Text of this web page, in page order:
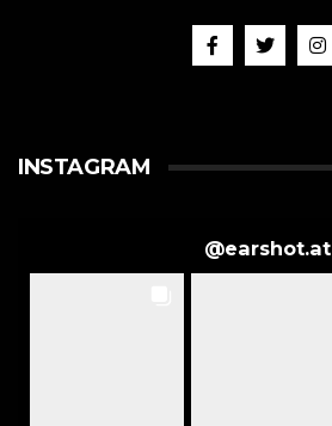
INSTAGRAM
@earshot.at